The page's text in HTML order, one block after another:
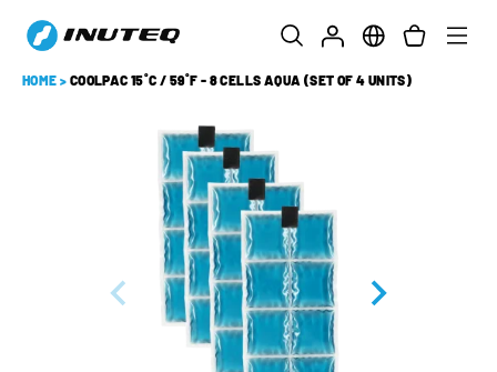
HOME > COOLPAC 15˚C / 59˚F - 8 CELLS AQUA (SET OF 4 UNITS)